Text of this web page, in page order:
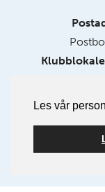
Les vår